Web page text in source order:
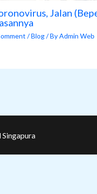
Jalan
/Blog/ ByAdmin Web